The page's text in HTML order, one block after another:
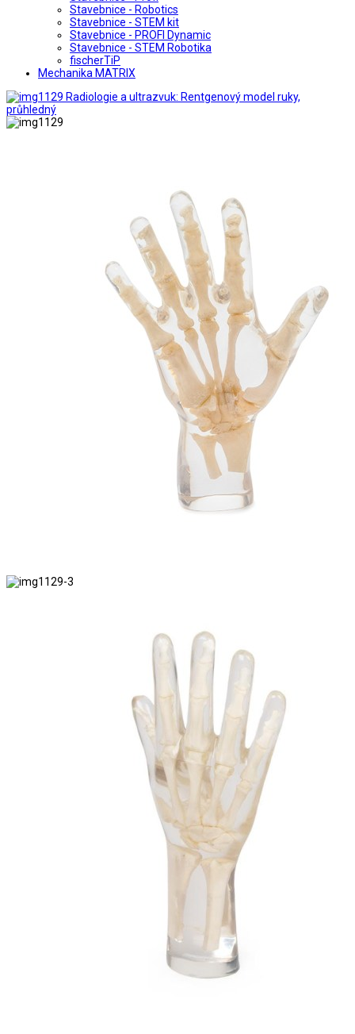
Stavebnice - Robotics
Stavebnice - STEM kit
Stavebnice - PROFI Dynamic
Stavebnice - STEM Robotika
fischerTiP
Mechanika MATRIX